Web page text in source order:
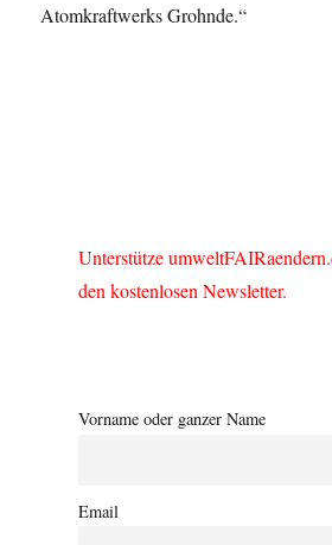
Atomkraftwerks Grohnde.“
Unterstütze
den kostenlosen Newsletter.
Vorname oder ganzer Name
Email